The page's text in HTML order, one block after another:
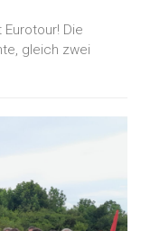
Die
gleich zwei